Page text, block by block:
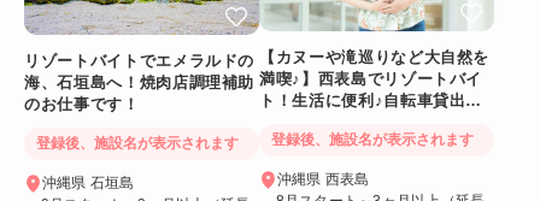
リゾートバイトでエメラルドの
海、石垣島へ！焼肉店調理補助
のお仕事です！
登録後、施設名が表示されます
沖縄県 石垣島
【カヌーや滝巡りなど大自然を
満喫♪】西表島でリゾートバイ
ト！生活に便利♪自転車貸出あ
登録後、施設名が表示されます
沖縄県 西表島